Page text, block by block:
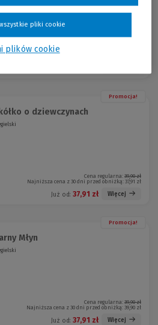
Najniższa cena z 30 dni przed obniżką:
Promocja!
o dziewczynach
Cena regularna: 39,90 zł
Najniższa cena z 30 dni przed obniżką: 37,91 zł
Już od: 37,91 zł Więcej
Promocja!
Młyn
Cena regularna: 39,90 zł
Najniższa cena z 30 dni przed obniżką: 39,90 zł
Już od: 37,91 zł Więcej
plików cookie
pliki cookie